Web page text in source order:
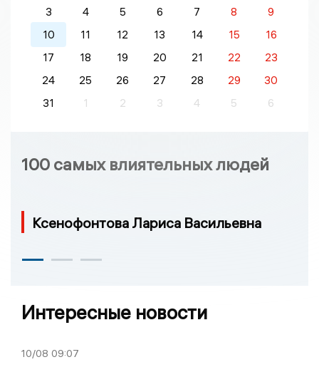
3
4 5 6 7 8
9
10
11 12 13 14 15
16
17
18 19 20 21 22
23
24
25 26 27 28 29
30
31
1 2 3 4 5 6
100 самых влиятельных людей
Ксенофонтова Лариса Васильевна
Интересные новости
10/08 09:07